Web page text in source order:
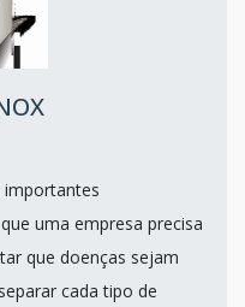
importantes
uma empresa precisa
que doenças sejam
cada tipo de